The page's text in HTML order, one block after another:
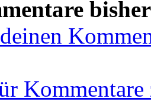
bisher